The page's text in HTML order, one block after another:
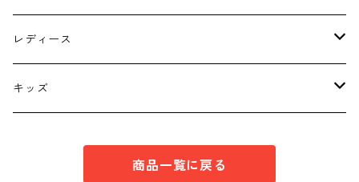
トップス
ボトムス
レディース
トップス
キッズ
商品一覧に戻る